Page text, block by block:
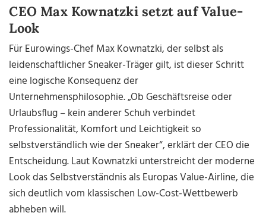
CEO Max Kownatzki setzt auf Value-
Look
Für Eurowings-Chef Max Kownatzki, der selbst als
leidenschaftlicher Sneaker-Träger gilt, ist dieser Schritt
eine logische Konsequenz der
Unternehmensphilosophie. „Ob Geschäftsreise oder
Urlaubsflug – kein anderer Schuh verbindet
Professionalität, Komfort und Leichtigkeit so
selbstverständlich wie der Sneaker“, erklärt der CEO die
Entscheidung. Laut Kownatzki unterstreicht der moderne
Look das Selbstverständnis als Europas Value-Airline, die
sich deutlich vom klassischen Low-Cost-Wettbewerb
abheben will.